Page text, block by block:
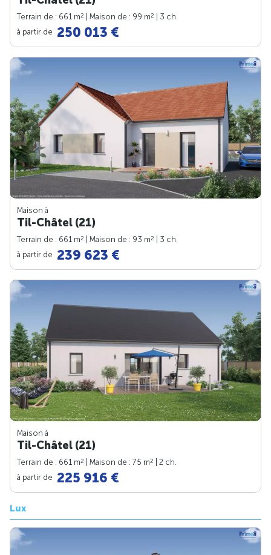
Terrain de : 661 m2 | Maison de : 99 m2
| 3 ch.
à partir de 250 013 €
Maison à
Til-Châtel (21)
Terrain de : 661 m2 | Maison de : 93 m2
| 3 ch.
à partir de 239 623 €
Maison à
Til-Châtel (21)
Terrain de : 661 m2 | Maison de : 75 m2
| 2 ch.
à partir de 225 916 €
Lux